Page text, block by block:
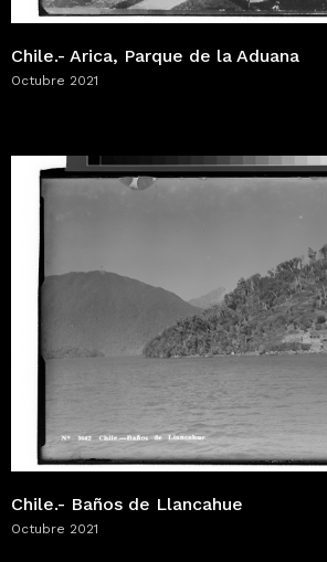
Chile.- Arica, Parque de la Aduana
Octubre 2021
Chile.- Baños de Llancahue
Octubre 2021